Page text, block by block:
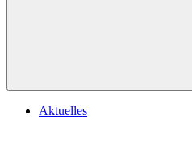
Aktuelles